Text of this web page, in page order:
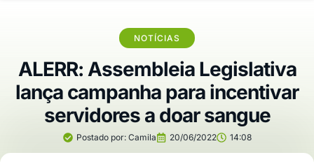
NOTÍCIAS
ALERR: Assembleia Legislativa
lança campanha para incentivar
servidores a doar sangue
Postado por:Camila 20/06/2022 14:08